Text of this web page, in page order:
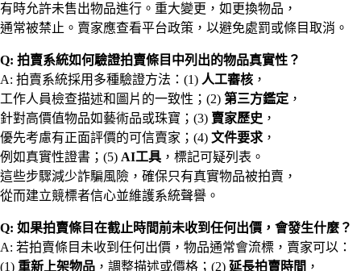
有時允許未售出物品進行。重大變更，如更換物品，
通常被禁止。賣家應查看平台政策，以避免處罰或條目取消。
Q: 拍賣系統如何驗證拍賣條目中列出的物品真實性？
A: 拍賣系統採用多種驗證方法：(1) 人工審核 ，
工作人員檢查描述和圖片的一致性；(2) 第三方鑑定 ，
針對高價值物品如藝術品或珠寶；(3) 賣家歷史 ，
優先考慮有正面評價的可信賣家；(4) 文件要求 ，
例如真實性證書；(5) AI工具 ，標記可疑列表。
這些步驟減少詐騙風險，確保只有真實物品被拍賣，
從而建立競標者信心並維護系統聲譽。
Q: 如果拍賣條目在截止時間前未收到任何出價，會發生什麼？
A: 若拍賣條目未收到任何出價，物品通常會流標，賣家可以：
(1) 重新上架物品 ，調整描述或價格；(2) 延長拍賣時間 ，